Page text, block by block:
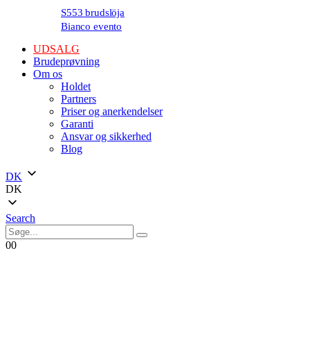
S553 brudslöja
Bianco evento
UDSALG
Brudeprøvning
Om os
Holdet
Partners
Priser og anerkendelser
Garanti
Ansvar og sikkerhed
Blog
DK
DK
Search
00